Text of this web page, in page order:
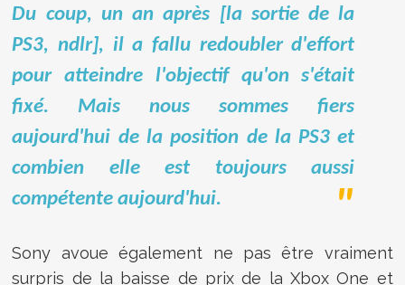
Du coup, un an après [la sortie de la
PS3, ndlr], ila fallu redoubler d'effort
pour atteindre l'objectif qu'on s'était
fixé. Mais nous sommes fiers
aujourd'hui de la position de la PS3 et
combien elle est toujours aussi
compétente aujourd'hui.
Sony avoue également ne pas être vraiment
surpris de la baisse de prix de la Xbox One et